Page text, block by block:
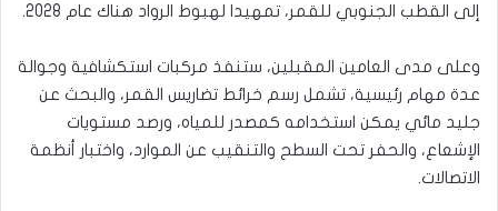
إلى القطب الجنوبي للقمر، تمهيدا لهبوط الرواد هناك عام 2028.
وعلى مدى العامين المقبلين، ستنفذ مركبات استكشافية وجوالة
عدة مهام رئيسية، تشمل رسم خرائط تضاريس القمر، والبحث عن
جليد مائي يمكن استخدامه كمصدر للمياه، ورصد مستويات
الإشعاع، والحفر تحت السطح والتنقيب عن الموارد، واختبار أنظمة
الاتصالات.